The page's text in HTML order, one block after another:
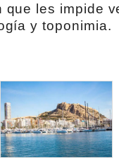
que les impide
y toponimia.